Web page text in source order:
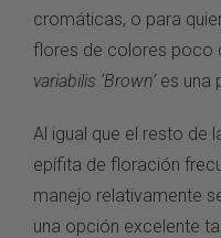
cromáticas, o para
flores de colores poco
variabilis ‘Brown’ es una
Al igual que el resto de
epífita de floración
manejo relativamente
una opción excelente